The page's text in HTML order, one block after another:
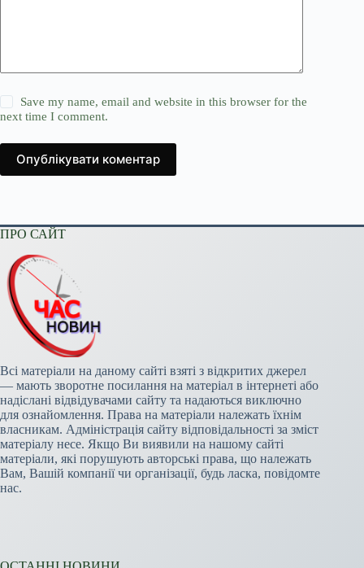
Save my name, email and website in this browser for the
next time I comment.
Опублікувати коментар
ПРО САЙТ
Всі матеріали на даному сайті взяті з відкритих джерел
— мають зворотне посилання на матеріал в інтернеті або
надіслані відвідувачами сайту та надаються виключно
для ознайомлення. Права на матеріали належать їхнім
власникам. Адміністрація сайту відповідальності за зміст
матеріалу несе. Якщо Ви виявили на нашому сайті
матеріали, які порушують авторські права, що належать
Вам, Вашій компанії чи організації, будь ласка, повідомте
нас.